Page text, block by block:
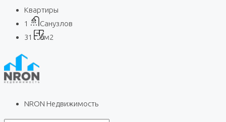
Квартиры
1
Санузлов
31
м2
NRON Недвижимость